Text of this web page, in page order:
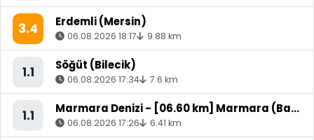
3.4 Erdemli (Mersin)
06.08.2026 18:17 9.88 km
1.1 Söğüt (Bilecik)
06.08.2026 17:34 7.6 km
1.1 Marmara Denizi - [06.60 km] Marmara (Balıkesir)
06.08.2026 17:26 6.41 km